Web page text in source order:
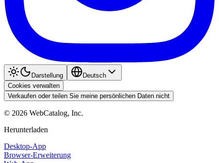
Darstellung
Deutsch
Cookies verwalten
Verkaufen oder teilen Sie meine persönlichen Daten nicht
© 2026 WebCatalog, Inc.
Herunterladen
Desktop-App
Browser-Erweiterung